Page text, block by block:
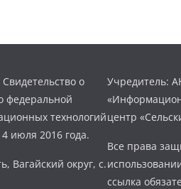
о
федеральной
технологий
июля 2016 года.
Вагайский округ, с.
Учредитель:
центр
Все права
ссылка